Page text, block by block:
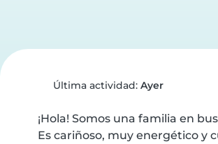
Última actividad: Ayer
¡Hola! Somos una familia en
Es cariñoso, muy energético y